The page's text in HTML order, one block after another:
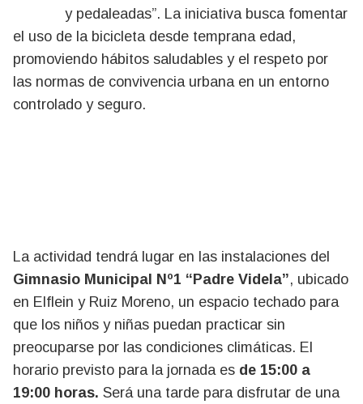
y pedaleadas”. La iniciativa busca fomentar
el uso de la bicicleta desde temprana edad,
promoviendo hábitos saludables y el respeto por
las normas de convivencia urbana en un entorno
controlado y seguro.
La actividad tendrá lugar en las instalaciones del
Gimnasio Municipal Nº1 “Padre Videla”, ubicado
en Elflein y Ruiz Moreno, un espacio techado para
que los niños y niñas puedan practicar sin
preocuparse por las condiciones climáticas. El
horario previsto para la jornada es de 15:00 a
19:00 horas. Será una tarde para disfrutar de una